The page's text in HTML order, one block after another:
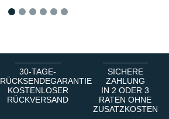
30-TAGE-
RÜCKSENDEGARANTIE
KOSTENLOSER
RÜCKVERSAND
SICHERE
ZAHLUNG
IN 2 ODER 3
RATEN OHNE
ZUSATZKOSTEN